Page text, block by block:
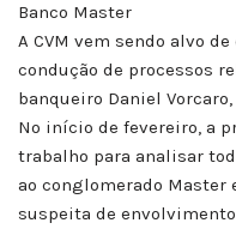
Banco Master
A CVM vem sendo alvo
condução de processos
banqueiro Daniel
No início de fevereiro, a
trabalho para analisar
ao conglomerado Master
suspeita de